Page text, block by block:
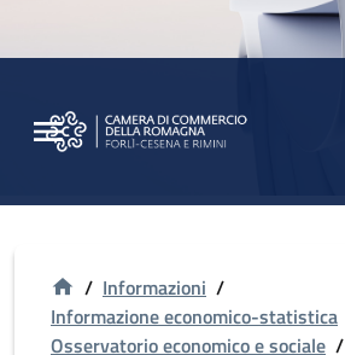
/ Informazioni /
Informazione economico-statistica
Osservatorio economico e sociale /